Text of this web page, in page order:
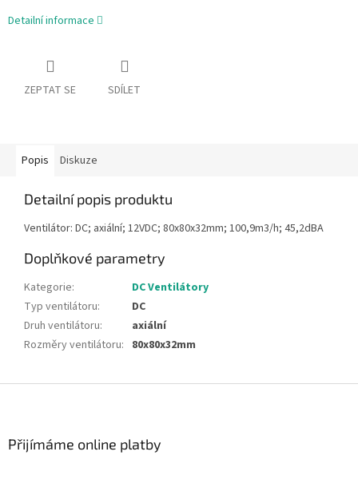
Detailní informace
ZEPTAT SE SDÍLET
Popis Diskuze
Detailní popis produktu
Ventilátor: DC; axiální; 12VDC; 80x80x32mm; 100,9m3/h; 45,2dBA
Doplňkové parametry
Kategorie:
DC Ventilátory
Typ ventilátoru:
DC
Druh ventilátoru:
axiální
Rozměry ventilátoru: 80x80x32mm
Přijímáme online platby